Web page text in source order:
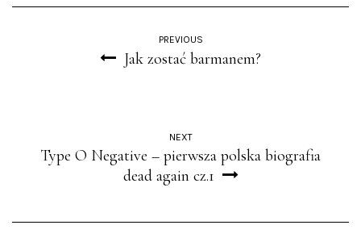
PREVIOUS
Jak zostać barmanem?
NEXT
Type O Negative – pierwsza polska biografia
dead again cz.1